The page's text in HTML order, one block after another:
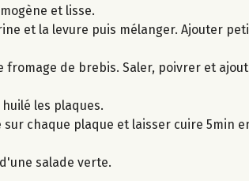
et lisse.
et la levure puis mélanger. Ajouter
de brebis. Saler, poivrer et
les plaques.
sur chaque plaque et laisser cuire 5min
salade verte.